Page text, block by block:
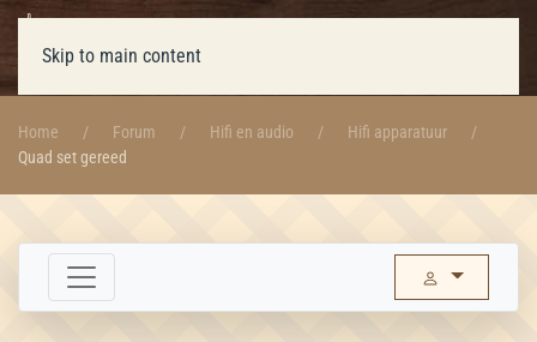
Skip to main content
Home Forum Hifi en audio
Hifi apparatuur
Quad set gereed